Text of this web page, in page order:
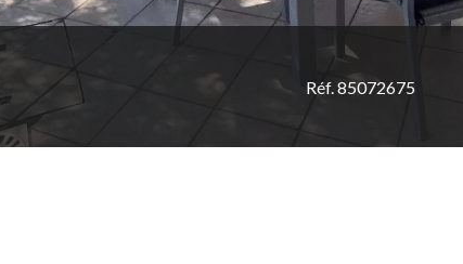
Réf. 85072675